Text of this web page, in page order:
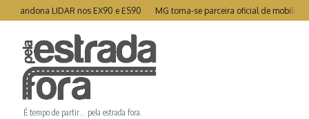
Ir para o conteúdo
abandona LIDAR nos EX90 e ES90 MG torna-se parceira oficial de
É tempo de partir… pela estrada fora.